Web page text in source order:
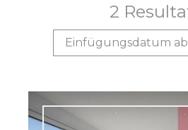
2
Einfügungsdatum